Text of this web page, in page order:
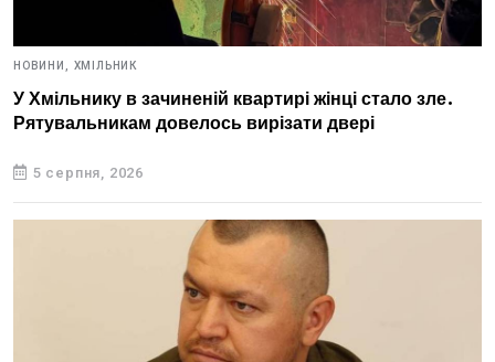
НОВИНИ, ХМІЛЬНИК
У Хмільнику в зачиненій квартирі жінці стало зле.
Рятувальникам довелось вирізати двері
5 серпня, 2026